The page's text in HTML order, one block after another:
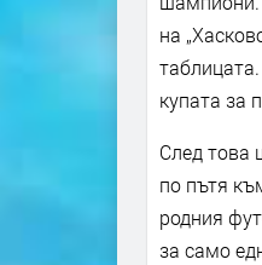
на
купата за
След това
по пътя
родния
за само